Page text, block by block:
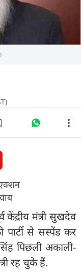
एक्शन
मंत्री सुखदेव
से सस्पेंड कर
पिछली अकाली-
रह चुके हैं.